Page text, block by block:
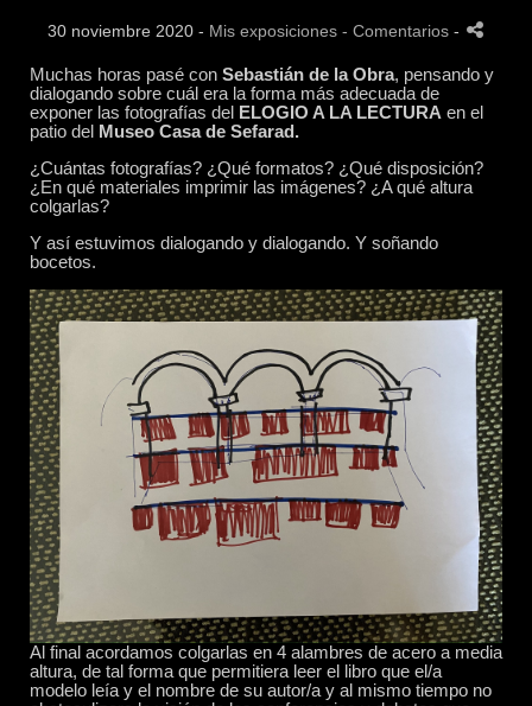
30 noviembre 2020 - Mis exposiciones - Comentarios -
Muchas horas pasé con Sebastián de la Obra, pensando y
dialogando sobre cuál era la forma más adecuada de
exponer las fotografías del ELOGIO A LA LECTURA en el
patio del Museo Casa de Sefarad.
¿Cuántas fotografías? ¿Qué formatos? ¿Qué disposición?
¿En qué materiales imprimir las imágenes? ¿A qué altura
colgarlas?
Y así estuvimos dialogando y dialogando. Y soñando
bocetos.
Al final acordamos colgarlas en 4 alambres de acero a media
altura, de tal forma que permitiera leer el libro que el/a
modelo leía y el nombre de su autor/a y al mismo tiempo no